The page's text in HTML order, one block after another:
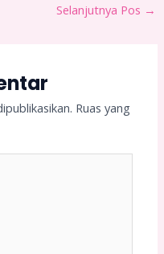
Selanjutnya Pos →
Ruas yang